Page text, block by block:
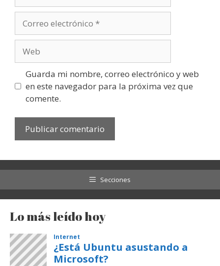
electrónico
Guarda mi nombre, correo electrónico y web
en este navegador para la próxima vez que
comente.
Secciones
Lo más leído hoy